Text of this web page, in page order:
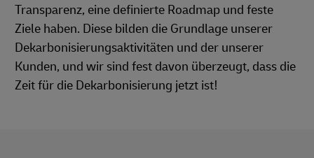
Transparenz, eine definierte Roadmap und feste
Ziele haben. Diese bilden die Grundlage unserer
Dekarbonisierungsaktivitäten und der unserer
Kunden, und wir sind fest davon überzeugt, dass die
Zeit für die Dekarbonisierung jetzt ist!